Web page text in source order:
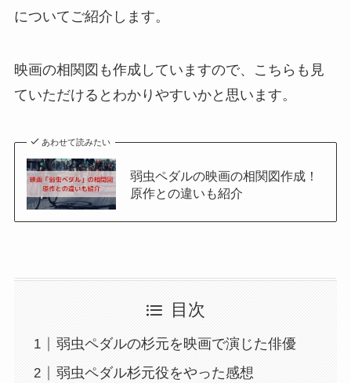
についてご紹介します。
映画の相関図も作成していますので、こちらも見
ていただけるとわかりやすいかと思います。
あわせて読みたい
弱虫ペダルの映画の相関図作成！
原作との違いも紹介
目次
弱虫ペダルの杉元を映画で演じた俳優
弱虫ペダル杉元役をやった感想